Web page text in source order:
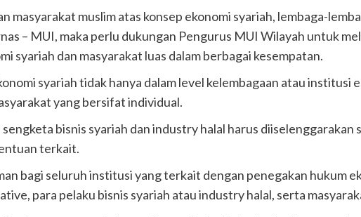
masyarakat muslim atas konsep ekonomi syariah, lembaga-
– MUI, maka perlu dukungan Pengurus MUI Wilayah untuk
syariah dan masyarakat luas dalam berbagai kesempatan.
syariah tidak hanya dalam level kelembagaan atau institusi
yang bersifat individual.
bisnis syariah dan industry halal harus diiselenggarakan
terkait.
bagi seluruh institusi yang terkait dengan penegakan hukum
para pelaku bisnis syariah atau industry halal, serta